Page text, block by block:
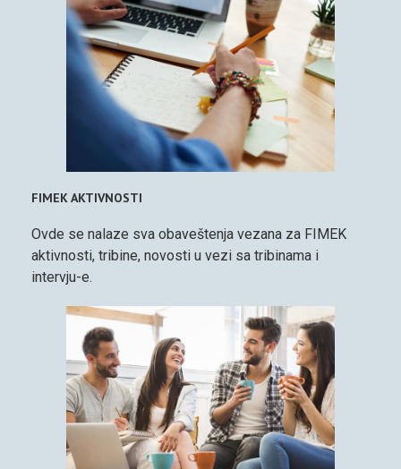
FIMEK AKTIVNOSTI
Ovde se nalaze sva obaveštenja vezana za FIMEK
aktivnosti, tribine, novosti u vezi sa tribinama i
intervju-e.